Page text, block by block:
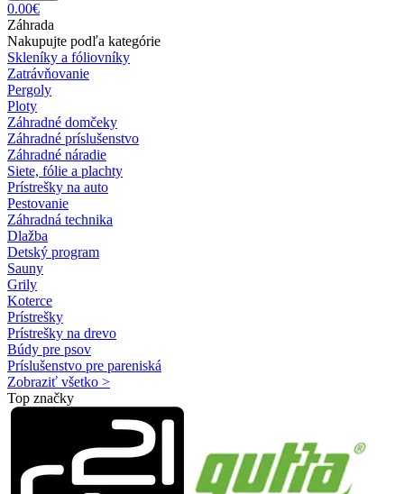
0.00€
Záhrada
Nakupujte podľa kategórie
Skleníky a fóliovníky
Zatrávňovanie
Pergoly
Ploty
Záhradné domčeky
Záhradné príslušenstvo
Záhradné náradie
Siete, fólie a plachty
Prístrešky na auto
Pestovanie
Záhradná technika
Dlažba
Detský program
Sauny
Grily
Koterce
Prístrešky
Prístrešky na drevo
Búdy pre psov
Príslušenstvo pre pareniská
Zobraziť všetko >
Top značky